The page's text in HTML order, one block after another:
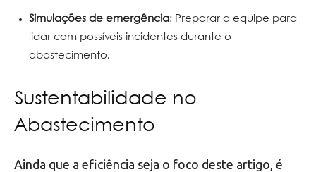
Simulações de emergência: Preparar a equipe para
lidar com possíveis incidentes durante o
abastecimento.
Sustentabilidade no
Abastecimento
Ainda que a eficiência seja o foco deste artigo, é